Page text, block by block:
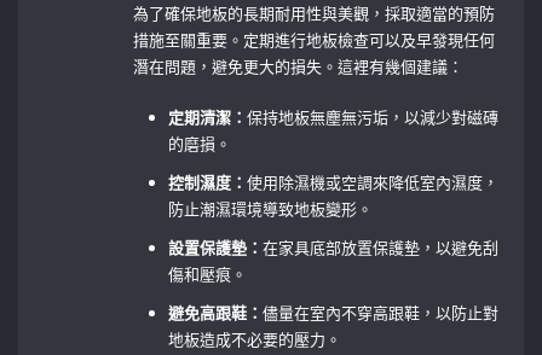
為了確保地板的長期耐用性與美觀，採取適當的預防
措施至關重要。定期進行地板檢查可以及早發現任何
潛在問題，避免更大的損失。這裡有幾個建議：
定期清潔：保持地板無塵無污垢，以減少對磁磚
的磨損。
控制濕度：使用除濕機或空調來降低室內濕度，
防止潮濕環境導致地板變形。
設置保護墊：在家具底部放置保護墊，以避免刮
傷和壓痕。
避免高跟鞋：儘量在室內不穿高跟鞋，以防止對
地板造成不必要的壓力。